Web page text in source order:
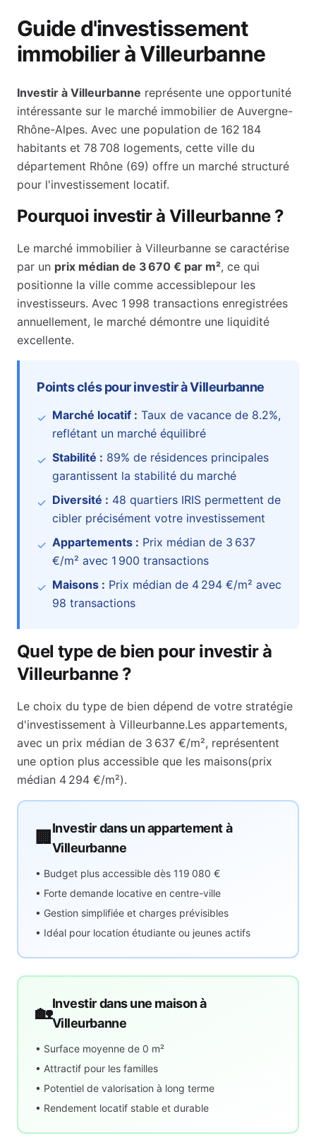
Guide d'investissement
immobilier àVilleurbanne
Investir à Villeurbanne représente une opportunité
intéressante sur le marché immobilier de Auvergne-
Rhône-Alpes. Avec une population de 162 184
habitants et 78 708 logements, cette ville du
département Rhône (69) offre un marché structuré
pour l'investissement locatif.
Pourquoi investir à Villeurbanne?
Le marché immobilier à Villeurbanne se caractérise
par un prix médian de 3 670 € par m², ce qui
positionne la ville comme accessiblepour les
investisseurs. Avec 1 998 transactions enregistrées
annuellement, le marché démontre une liquidité
excellente.
Points clés pour investir àVilleurbanne
✓ Marché locatif : Taux de vacance de 8.2%,
reflétant un marché équilibré
✓ Stabilité : 89% de résidences principales
garantissent la stabilité du marché
✓ Diversité : 48 quartiers IRIS permettent de
cibler précisément votre investissement
✓ Appartements : Prix médian de 3 637
€/m² avec 1 900 transactions
✓ Maisons : Prix médian de 4 294 €/m² avec
98 transactions
Quel type de bien pour investir à
Villeurbanne?
Le choix du type de bien dépend de votre stratégie
d'investissement à Villeurbanne.Les appartements,
avec un prix médian de 3 637 €/m², représentent
une option plus accessible que les maisons(prix
médian 4 294 €/m²).
🏢 Investir dans un appartement à
Villeurbanne
• Budget plus accessible dès 119 080 €
• Forte demande locative en centre-ville
• Gestion simplifiée et charges prévisibles
• Idéal pour location étudiante ou jeunes actifs
🏡Investir dans une maison à
Villeurbanne
• Surface moyenne de 0 m²
• Attractif pour les familles
• Potentiel de valorisation à long terme
• Rendement locatif stable et durable